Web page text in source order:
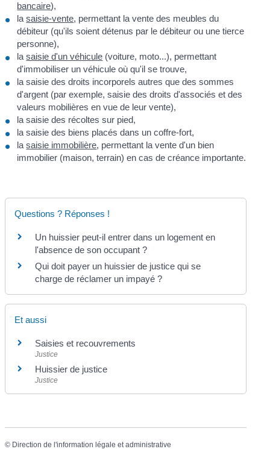
bancaire),
lasaisie-vente, permettant la vente des meubles du
débiteur (qu'ils soient détenus par le débiteur ou une tierce
personne),
lasaisie d'un véhicule (voiture, moto...), permettant
d'immobiliser un véhicule où qu'il se trouve,
la saisie des droits incorporels autres que des sommes
d'argent (par exemple, saisie des droits d'associés et des
valeurs mobilières en vue de leur vente),
la saisie des récoltes sur pied,
la saisie des biens placés dans un coffre-fort,
lasaisie immobilière, permettant la vente d'un bien
immobilier (maison, terrain) en cas de créance importante.
Questions ? Réponses !
Un huissier peut-il entrer dans un logement en
l'absence de son occupant ?
Qui doit payer un huissier de justice qui se
charge de réclamer un impayé ?
Et aussi
Saisies et recouvrements
Justice
Huissier de justice
Justice
© Direction de l'information légale et administrative